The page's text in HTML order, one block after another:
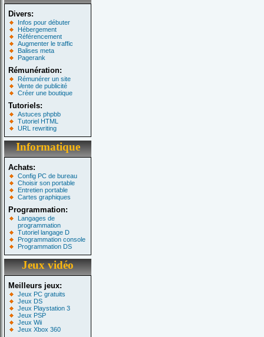
Divers:
Infos pour débuter
Hébergement
Référencement
Augmenter le traffic
Balises meta
Pagerank
Rémunération:
Rémunérer un site
Vente de publicité
Créer une boutique
Tutoriels:
Astuces phpbb
Tutoriel HTML
URL rewriting
Informatique
Achats:
Config PC de bureau
Choisir son portable
Entretien portable
Cartes graphiques
Programmation:
Langages de
programmation
Tutoriel langage D
Programmation console
Programmation DS
Jeux vidéo
Meilleurs jeux:
Jeux PC gratuits
Jeux DS
Jeux Playstation 3
Jeux PSP
Jeux Wii
Jeux Xbox 360